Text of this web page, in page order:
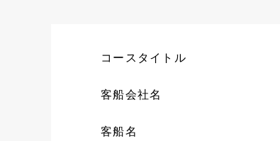
コースタイトル
客船会社名
客船名